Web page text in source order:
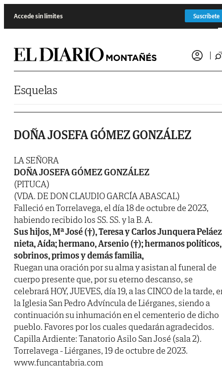
Accede sin límites Suscríbete
Esquelas
DOÑA JOSEFA GÓMEZ GONZÁLEZ
LA SEÑORA
DOÑA JOSEFA GÓMEZ GONZÁLEZ
(PITUCA)
(VDA. DE DON CLAUDIO GARCÍA ABASCAL)
Falleció en Torrelavega, el día 18 de octubre de 2023,
habiendo recibido los SS. SS. y la B. A.
Sus hijos, Mª José (†), Teresa y Carlos Junquera
nieta, Aída; hermano, Arsenio (†); hermanos políticos,
sobrinos, primos y demás familia,
Ruegan una oración por su alma y asistan al funeral de
cuerpo presente que, por su eterno descanso, se
celebrará HOY, JUEVES, día 19, a las CINCO de la tarde,
la Iglesia San Pedro Advíncula de Liérganes, siendo a
continuación su inhumación en el cementerio de dicho
pueblo. Favores por los cuales quedarán agradecidos.
Capilla Ardiente: Tanatorio Asilo San José (sala 2).
Torrelavega - Liérganes, 19 de octubre de 2023.
www.funcantabria.com